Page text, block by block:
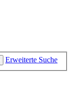
Erweiterte Suche